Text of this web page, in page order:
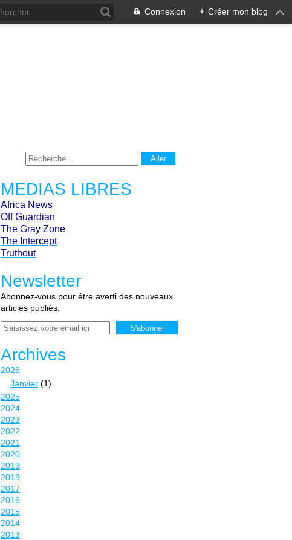
Connexion + Créer mon blog
MEDIAS LIBRES
Africa News
Off Guardian
The Gray Zone
The Intercept
Truthout
Newsletter
Abonnez-vous pour être averti des nouveaux
articles publiés.
Email
Archives
2026
Janvier (1)
2025
2024
2023
2022
2021
2020
2019
2018
2017
2016
2015
2014
2013